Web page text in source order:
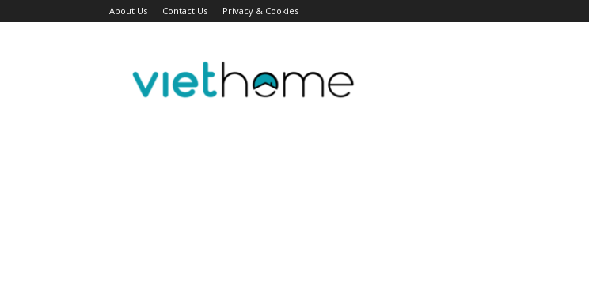
About Us Contact Us Privacy & Cookies
người
Việt